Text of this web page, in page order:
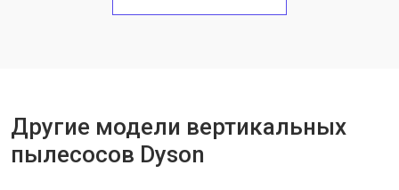
Другие модели вертикальных
пылесосов Dyson